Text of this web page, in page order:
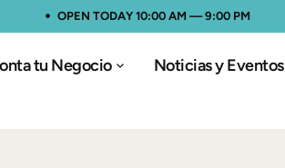
OPEN TODAY 10:00 AM — 9:00 PM
tu Negocio Noticias y Eventos